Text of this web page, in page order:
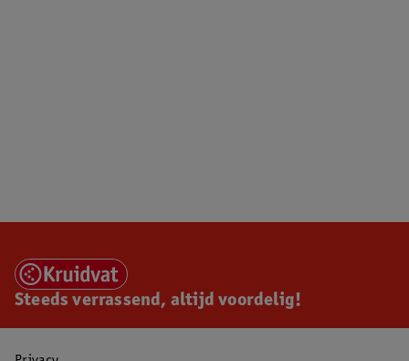
Steeds verrassend, altijd voordelig!